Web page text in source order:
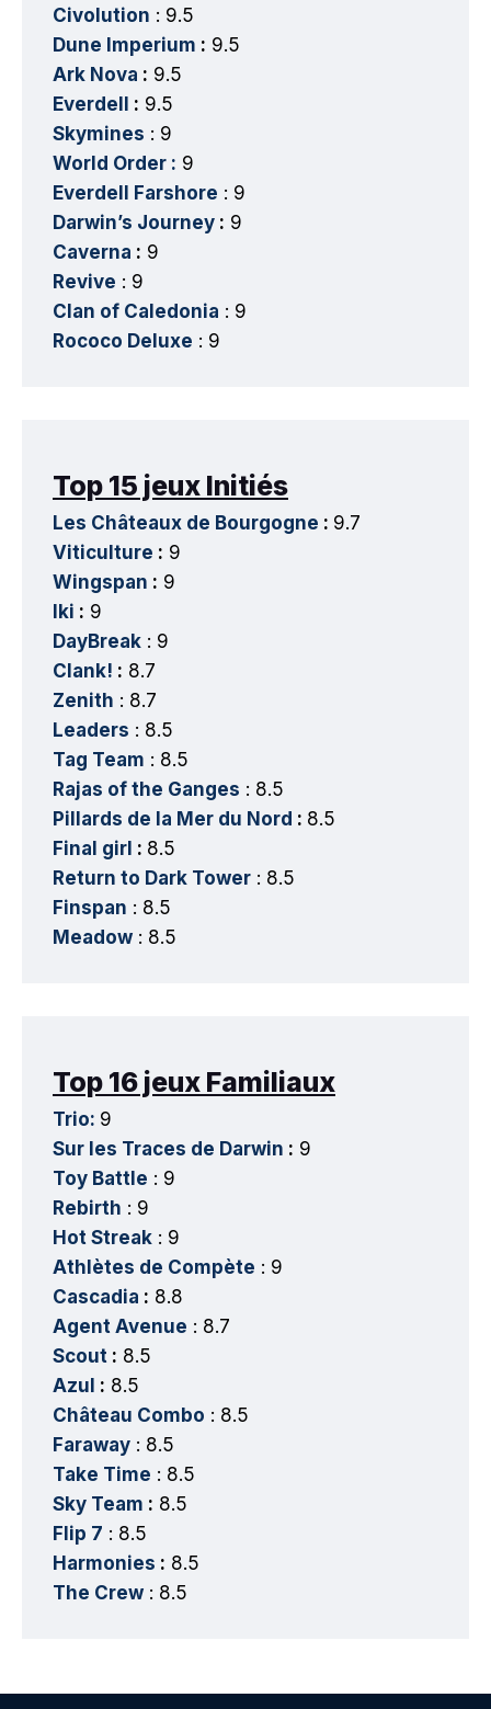
Civolution : 9.5
Dune Imperium : 9.5
Ark Nova : 9.5
Everdell
: 9.5
Skymines : 9
World Order : 9
Everdell Farshore : 9
Darwin’s Journey : 9
Caverna : 9
Revive : 9
Clan of Caledonia : 9
Rococo Deluxe : 9
Top 15 jeux Initiés
Les Châteaux de Bourgogne : 9.7
Viticulture : 9
Wingspan : 9
Iki : 9
DayBreak : 9
Clank! : 8.7
Zenith : 8.7
Leaders : 8.5
Tag Team : 8.5
Rajas of the Ganges : 8.5
Pillards de la Mer du Nord : 8.5
Final girl : 8.5
Return to Dark Tower : 8.5
Finspan : 8.5
Meadow : 8.5
Top 16 jeux Familiaux
Trio: 9
Sur les Traces de Darwin : 9
Toy Battle : 9
Rebirth : 9
Hot Streak : 9
Athlètes de Compète : 9
Cascadia : 8.8
Agent Avenue : 8.7
Scout : 8.5
Azul : 8.5
Château Combo : 8.5
Faraway : 8.5
Take Time : 8.5
Sky Team : 8.5
Flip 7 : 8.5
Harmonies : 8.5
The Crew : 8.5